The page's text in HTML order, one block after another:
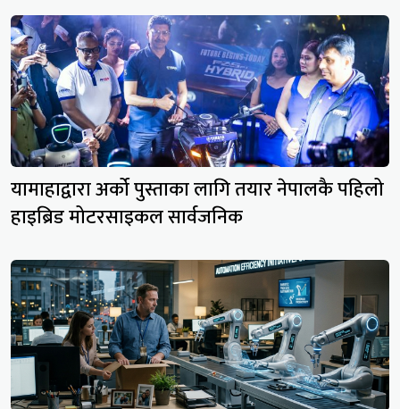
यामाहाद्वारा अर्को पुस्ताका लागि तयार नेपालकै पहिलो
हाइब्रिड मोटरसाइकल सार्वजनिक